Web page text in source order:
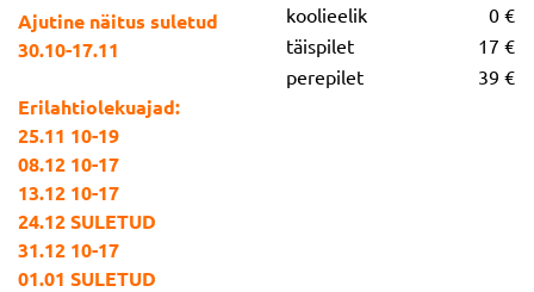
Ajutine näitus suletud
30.10-17.11
Erilahtiolekuajad:
25.11 10-19
08.12 10-17
13.12 10-17
24.12 SULETUD
31.12 10-17
01.01 SULETUD
koolieelik
0 €
täispilet
17 €
perepilet
39 €